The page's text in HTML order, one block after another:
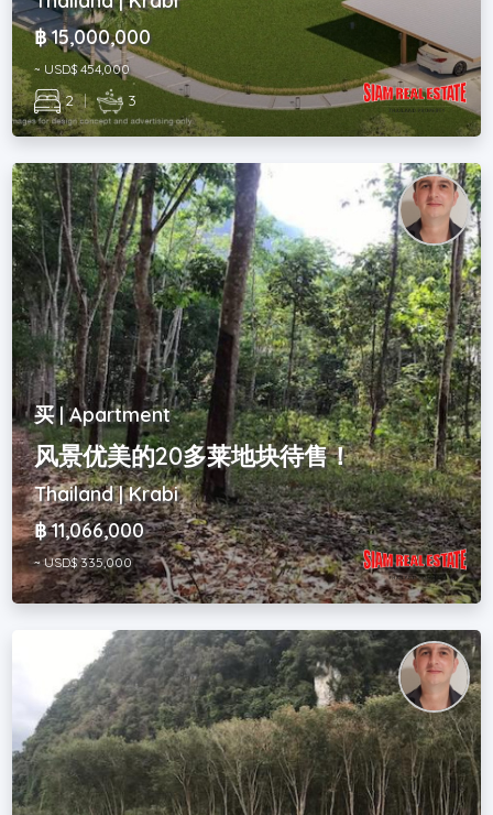
฿ 15,000,000
~ USD$ 454,000
2 | 3
买 | Apartment
风景优美的20多莱地块待售！
Thailand | Krabi
฿ 11,066,000
~ USD$ 335,000